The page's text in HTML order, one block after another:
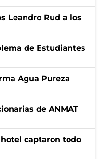
Leandro Rud a los
de Estudiantes
Agua Pureza
de ANMAT
captaron todo